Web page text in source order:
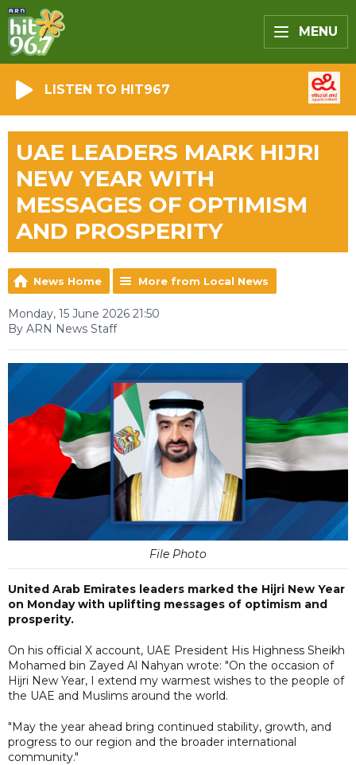
MENU
LISTEN TO HIT967
UAE LEADERS MARK HIJRI
NEW YEAR WITH
MESSAGES OF OPTIMISM
AND PROSPERITY
News Home More from Local News
Monday, 15 June 2026 21:50
By ARN News Staff
File Photo
United Arab Emirates leaders marked the Hijri New Year
on Monday with uplifting messages of optimism and
prosperity.
On his official X account, UAE President His Highness Sheikh
Mohamed bin Zayed Al Nahyan wrote: "On the occasion of
Hijri New Year, I extend my warmest wishes to the people of
the UAE and Muslims around the world.
"May the year ahead bring continued stability, growth, and
progress to our region and the broader international
community."